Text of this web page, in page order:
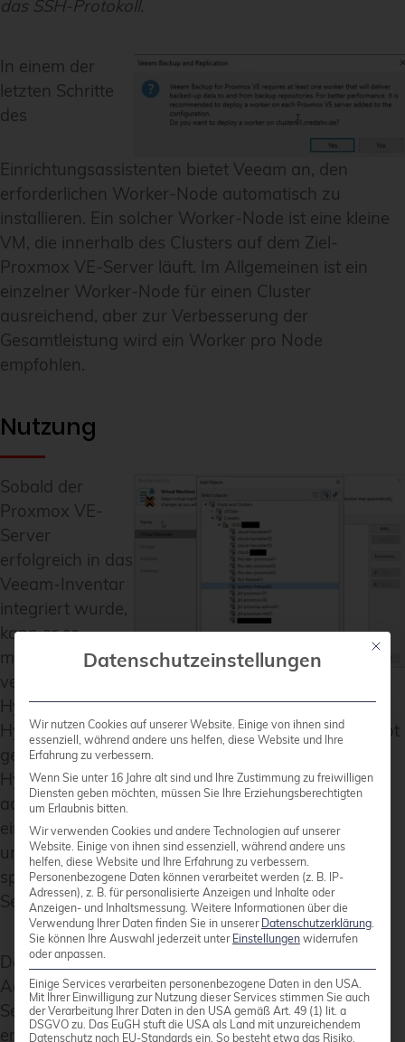
das SSH-Protokoll.
In einem der
letzten Schritte
des
Einrichtungsassistenten bietet Veeam an, den
erforderlichen Worker-Node automatisch zu
installieren. Ein solcher Worker-Node ist eine kleine
VM, die innerhalb des Clusters auf dem Ziel-
Proxmox VE-Server läuft. Im Allgemeinen ist ein
einzelner Worker-Node für einen Cluster
ausreichend, aber zur Verbesserung der
Gesamtleistung wird ein Worker pro Node
empfohlen.
Nutzung
Sobald der
Proxmox VE-
Server
erfolgreich in das
Veeam-Inventar
integriert wurde,
kann er so
mühelos
verwaltet werden wie jeder andere unterstützte
Hypervisor, wie VMware vSphere oder Microsoft
Hyper-V. Ein wesentlicher Vorteil, wie im Screenshot
gezeigt, ist die Möglichkeit, verschiedene
Hypervisoren und Server in Clustern zentral zu
administrieren. Dies eliminiert die Notwendigkeit
einer separaten Veeam-Instanz für jeden Cluster
und optimiert die Abläufe. Dennoch kann es
spezifische Szenarien geben, in denen individuelle
Setups für jeden Cluster vorzuziehen sind.
Dadurch wird nicht nur die Arbeit des
Administrators bei der Arbeit mit verschiedenen
Servern und Clustern vereinfacht, sondern bietet
endlich auch die Möglichkeit für Cross-Hypervisor-
Mit
Datenschutzeinstellungen
Wir nutzen Cookies auf unserer Website. Einige von ihnen sind
essenziell, während andere uns helfen, diese Website und Ihre
Erfahrung zu verbessern.
Wenn Sie unter 16 Jahre alt sind und Ihre Zustimmung zu freiwilligen
Diensten geben möchten, müssen Sie Ihre Erziehungsberechtigten
um Erlaubnis bitten.
Wir verwenden Cookies und andere Technologien auf unserer
Website. Einige von ihnen sind essenziell, während andere uns
helfen, diese Website und Ihre Erfahrung zu verbessern.
Personenbezogene Daten können verarbeitet werden (z. B. IP-
Adressen), z. B. für personalisierte Anzeigen und Inhalte oder
Anzeigen- und Inhaltsmessung. Weitere Informationen über die
Verwendung Ihrer Daten finden Sie in unserer Datenschutzerklärung.
Sie können Ihre Auswahl jederzeit unter Einstellungen widerrufen
oder anpassen.
Einige Services verarbeiten personenbezogene Daten in den USA.
Mit Ihrer Einwilligung zur Nutzung dieser Services stimmen Sie auch
der Verarbeitung Ihrer Daten in den USA gemäß Art. 49 (1) lit. a
DSGVO zu. Das EuGH stuft die USA als Land mit unzureichendem
Datenschutz nach EU-Standards ein. So besteht etwa das Risiko,